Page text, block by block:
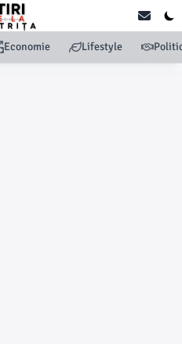
Economie Lifestyle